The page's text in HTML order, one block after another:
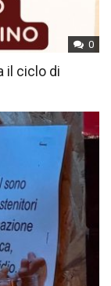
0
il ciclo di